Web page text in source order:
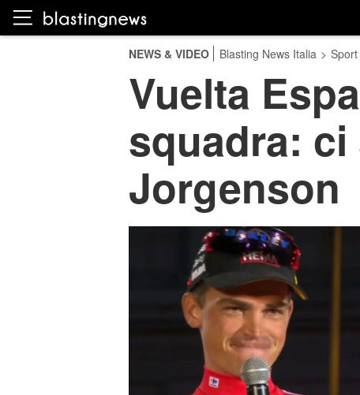
NEWS & VIDEO Blasting News Italia > Sport
Vuelta
squadra:
Jorgenson